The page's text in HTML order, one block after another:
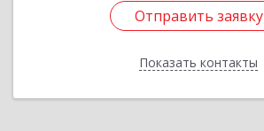
Отправить заявку
Показать контакты
Отправить заявку
Назад